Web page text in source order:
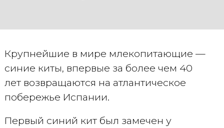
Крупнейшие в мире млекопитающие —
синие киты, впервые за более чем 40
лет возвращаются на атлантическое
побережье Испании.
Первый синий кит был замечен у